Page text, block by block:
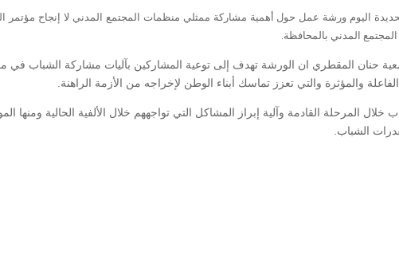
اليوم ورشة عمل حول أهمية مشاركة ممثلي منظمات المجتمع المدني لا إنجاح مؤتمر
حنان المقطري ان الورشة تهدف إلى توعية المشاركين بآليات مشاركة الشباب في
والمؤثرة والتي تعزز تماسك أبناء الوطن لإخراجه من الأزمة الراهنة.
المرحلة القادمة وآلية إبراز المشاكل التي تواجههم خلال الألفية الحالية ومنها
الشباب.